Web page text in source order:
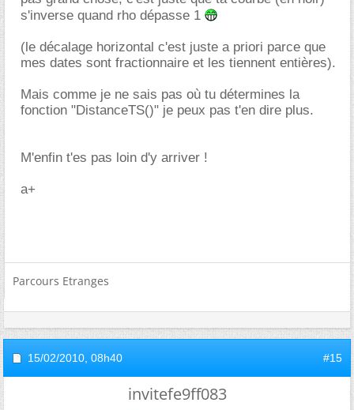
s'inverse quand rho dépasse 1
(le décalage horizontal c'est juste a priori parce que
mes dates sont fractionnaire et les tiennent entières).
Mais comme je ne sais pas où tu détermines la
fonction "DistanceTS()" je peux pas t'en dire plus.
M'enfin t'es pas loin d'y arriver !
a+
Parcours Etranges
15/02/2010, 08h40 #15
invitefe9ff083